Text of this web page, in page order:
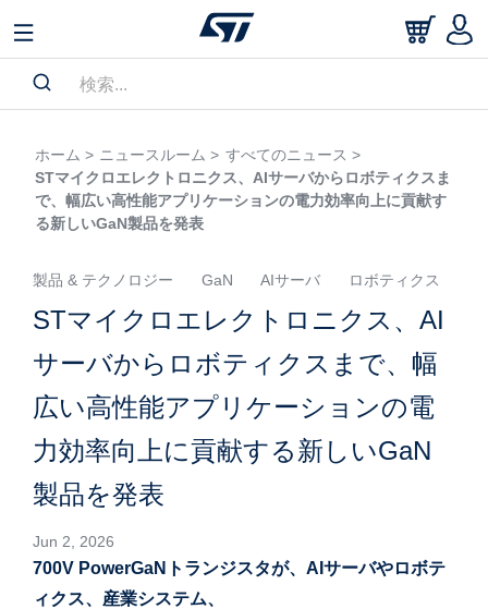
ホーム > ニュースルーム > すべてのニュース >
STマイクロエレクトロニクス、AIサーバからロボティクスま
で、幅広い高性能アプリケーションの電力効率向上に貢献す
る新しいGaN製品を発表
製品 & テクノロジー GaN AIサーバ ロボティクス
STマイクロエレクトロニクス、AI
サーバからロボティクスまで、幅
広い高性能アプリケーションの電
力効率向上に貢献する新しいGaN
製品を発表
Jun 2, 2026
700V PowerGaNトランジスタが、AIサーバやロボテ
ィクス、産業システム、